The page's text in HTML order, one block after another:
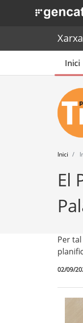
. Obre en una
Inici
Inici
El
Per
02/09/